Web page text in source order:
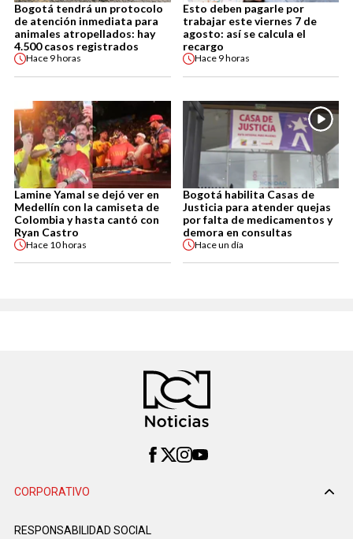
Bogotá tendrá un protocolo
de atención inmediata para
animales atropellados: hay
4.500 casos registrados
Hace 9 horas
Esto deben pagarle por
trabajar este viernes 7 de
agosto: así se calcula el
recargo
Hace 9 horas
Lamine Yamal se dejó ver en
Medellín con la camiseta de
Colombia y hasta cantó con
Ryan Castro
Hace 10 horas
Bogotá habilita Casas de
Justicia para atender quejas
por falta de medicamentos y
demora en consultas
Haceun día
CORPORATIVO
RESPONSABILIDAD SOCIAL